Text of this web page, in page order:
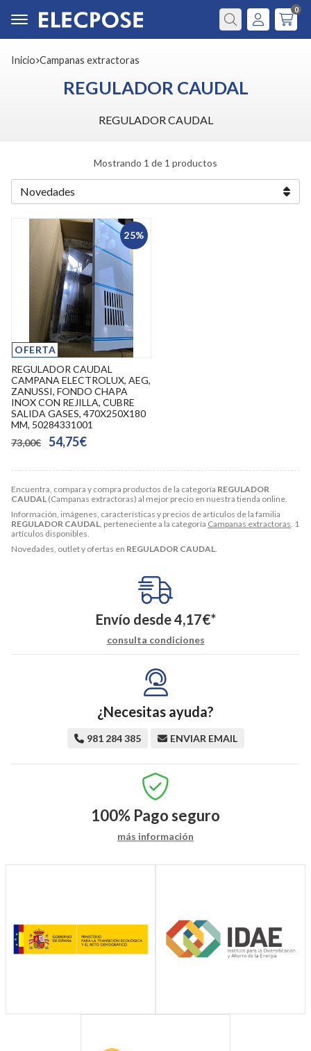
Buscar
0
Inicio campanas extractoras
REGULADOR CAUDAL
REGULADOR CAUDAL
Encuentra, compara y compra productos de la categoría REGULADOR
CAUDAL (Campanas extractoras) al mejor precio en nuestra tienda online.
Información, imágenes, características y precios de artículos de la familia
REGULADOR CAUDAL, perteneciente a la categoría Campanas extractoras. 1
artículos disponibles.
Novedades, outlet y ofertas en REGULADOR CAUDAL.
Mostrando 1 de 1 productos
25%
OFERTA
REGULADOR CAUDAL
CAMPANA ELECTROLUX, AEG,
ZANUSSI, FONDO CHAPA
INOX CON REJILLA, CUBRE
SALIDA GASES, 470X250X180
MM, 50284331001
73,00€
54,75€
Envío desde4,17€*
consulta condiciones
¿Necesitas ayuda?
981 284 385 ENVIAR EMAIL
100% Pago seguro
más información